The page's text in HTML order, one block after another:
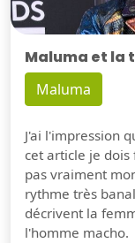
Maluma et la
Maluma
J'ai l'impression
cet article je
pas vraiment
rythme très
décrivent la
l'homme macho.